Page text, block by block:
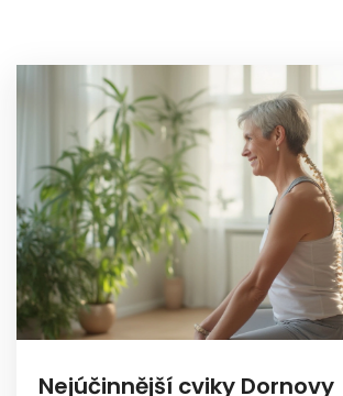
Nejúčinnější cviky Dornovy